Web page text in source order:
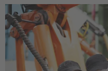
迈出这一步之后，对此感兴
方法获得独立成员资格。
只有少数几家组织为欧洲检
引入工作做出了贡献，而